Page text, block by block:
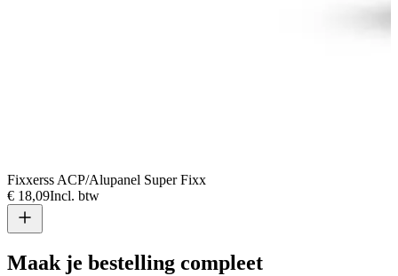
Fixxerss ACP/Alupanel Super Fixx
€ 18,09Incl. btw
Maak je bestelling compleet